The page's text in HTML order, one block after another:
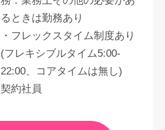
るときは勤務あり
・フレックスタイム制度あり
(フレキシブルタイム5:00-
22:00、コアタイムは無し)
契約社員